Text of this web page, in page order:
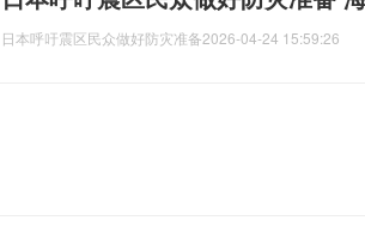
日本呼吁震区民众做好防灾准备2026-04-24 15:59:26